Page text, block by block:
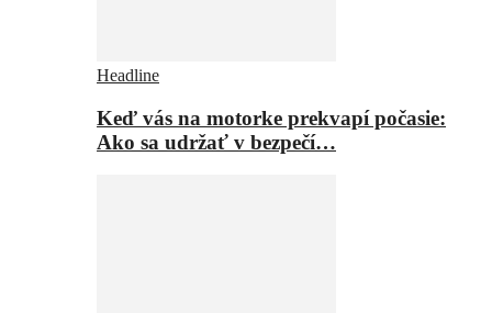
Headline
Keď vás na motorke prekvapí počasie:
Ako sa udržať v bezpečí…